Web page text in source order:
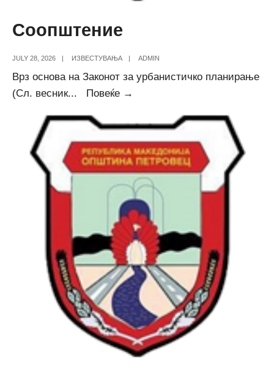
Соопштение
JULY 28, 2026 ИЗВЕСТУВАЊА ADMIN
Врз основа на Законот за урбанистичко планирање
(Сл. весник... Повеќе →